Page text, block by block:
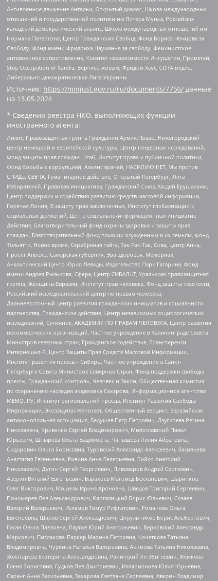
Антивоенное движение Антальи, Открытый диалог, Школа международных
отношений и государственной политики им Питера Мунка, Российско-
канадский демократический альянс, Школа международных отношений им
Нормана Патерсона, Центр Гражданских Свобод, Фонд Бориса Немцова за
Свободу, Фонд имени Фридриха Науманна за свободу, Феминистское
антивоенное сопротивление, Комитет независимости Ингушетии, Прометей,
Stop Occupation of Karelia, Вернись живым, Фридом Хаус, СОТА медиа,
Либерально-демократическая Лига Украины
Источник: https://minjust.gov.ru/ru/documents/7756/ данные
на 13.05.2024
* Сведения реестра НКО, выполняющих функции
иностранного агента:
Лилит, Правозащитная группа Гражданин.Армия.Право, Нижегородский
центр немецкой и европейской культуры, Центр гендерных исследований,
Фонд защиты прав граждан Штаб, Институт права и публичной политики,
Фонд борьбы с коррупцией, Альянс врачей, НАСИЛИЮ.НЕТ, Мы против
СПИДа, СВЕЧА, Гуманитарное действие, Открытый Петербург, Лига
Избирателей, Правовая инициатива, Гражданский Союз, Хасдей Ерушалаим,
Центр поддержки и содействия развитию средств массовой информации,
Горячая Линия, В защиту прав заключенных, Институт глобализации и
социальных движений, Центр социально-информационных инициатив
Действие, Благотворительный фонд охраны здоровья и защиты прав
граждан, Благотворительный фонд помощи осужденным и их семьям, Фонд
Тольятти, Новое время, Серебряная тайга, Так-Так-Так, Сова, центр Анна,
Проект Апрель, Самарская губерния, Эра здоровья, Мемориал,
Аналитический Центр Юрия Левады, Издательство Парк Гагарина, Фонд
имени Андрея Рылькова, Сфера, Центр СИБАЛЬТ, Уральская правозащитная
группа, Женщины Евразии, Институт прав человека, Фонд защиты гласности,
Российский исследовательский центр по правам человека,
Дальневосточный центр развития гражданских инициатив и социального
партнерства, Гражданское действие, Центр независимых социологических
исследований, Сутяжник, АКАДЕМИЯ ПО ПРАВАМ ЧЕЛОВЕКА, Центр развития
некоммерческих организаций, Частное учреждение в Калининграде Совета
Министров северных стран, Гражданское содействие, Трансперенси
Интернешнл-Р, Центр Защиты Прав Средств Массовой Информации,
Институт развития прессы - Сибирь, Частное учреждение в Санкт-
Петербурге Совета Министров Северных Стран, Фонд поддержки свободы
прессы, Гражданский контроль, Человек и Закон, Общественная комиссия
по сохранению наследия академика Сахарова, Информационное агентство
МЕМО. РУ, Институт региональной прессы, Институт Развития Свободы
Информации, Экозащита!-Женсовет, Общественный вердикт, Евразийская
антимонопольная ассоциация, Бедушев Петр Петрович, Дзугкоева Регина
Николаевна, Кривенко Сергей Владимирович, Милославский Павел
Юрьевич, Шнырова Ольга Вадимовна, Чанышева Лилия Айратовна,
Сидорович Ольга Борисовна, Туровский Александр Алексеевич, Васильева
Анастасия Евгеньевна, Ривина Анна Валерьевна, Бойко Анатолий
Николаевич, Дугин Сергей Георгиевич, Пивоваров Андрей Сергеевич,
Аверин Виталий Евгеньевич, Барахоев Магомед Бекханович, Шарипков
Олег Викторович, Мошель Ирина Ароновна, Шведов Григорий Сергеевич,
Пономарев Лев Александрович, Каргалицкий Борис Юльевич, Созаев
Валерий Валерьевич, Исламов Тимур Рифгатович, Романова Ольга
Евгеньевна, Щаров Сергей Алексадрович, Цирульников Борис Альбертович,
Гасан Ольга Павловна, Паутов Юрий Анатольевич, Верховский Александр
Маркович, Пислакова-Паркер Марина Петровна, Кочеткова Татьяна
Владимировна, Чуркина Наталья Валерьевна, Акимова Татьяна Николаевна,
Золотарева Екатерина Александровна, Рачинский Ян Збигневич, Жемкова
Елена Борисовна, Гудков Лев Дмитриевич, Илларионова Юлия Юрьевна,
Саранг Анна Васильевна, Захарова Светлана Сергеевна, Аверин Владимир